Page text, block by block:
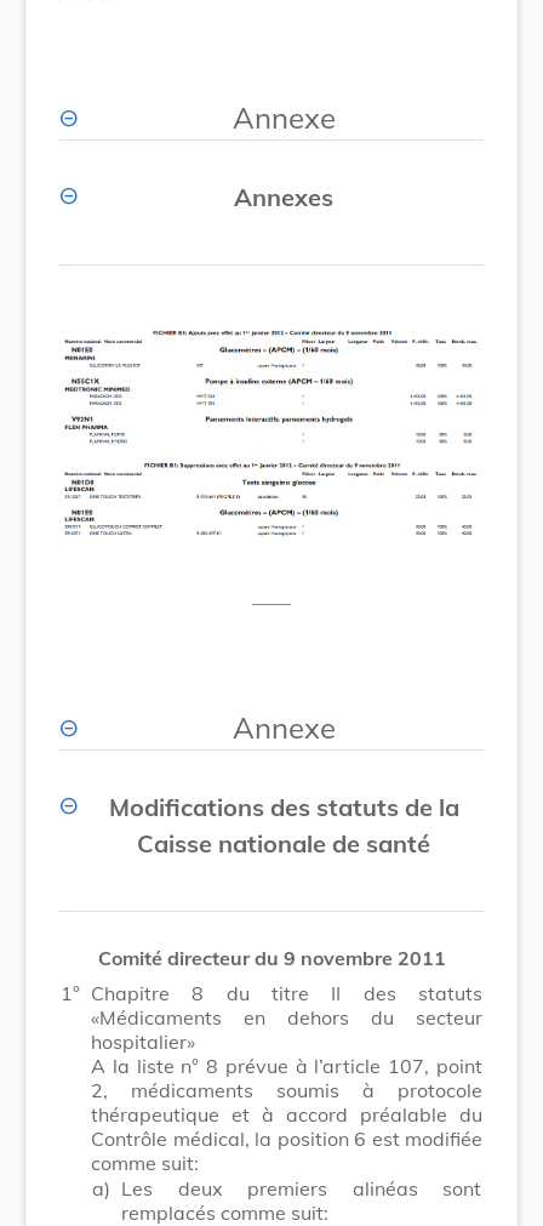
Annexe
Annexes
Annexe
Modifications des statuts de la
Caisse nationale de santé
Comité directeur du 9 novembre 2011
1° Chapitre 8 du titre II des statuts
«Médicaments en dehors du secteur
hospitalier»
A la liste n° 8 prévue à l’article 107, point
2, médicaments soumis à protocole
thérapeutique et à accord préalable du
Contrôle médical, la position 6 est modifiée
comme suit:
a) Les deux premiers alinéas sont
remplacés comme suit: